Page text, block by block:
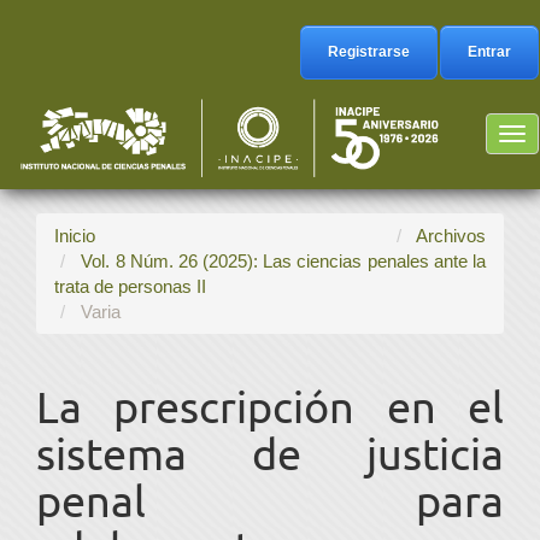
Barra
lateral
Registrarse Entrar
Inicio
Archivos
Vol. 8 Núm. 26 (2025): Las ciencias penales ante la
trata de personas II
Varia
La prescripción en el
sistema de justicia
penal para